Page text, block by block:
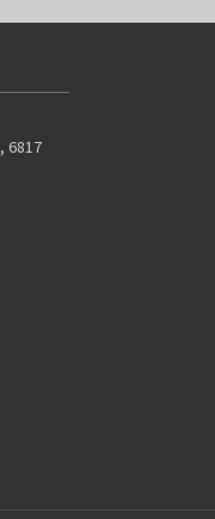
, 6817